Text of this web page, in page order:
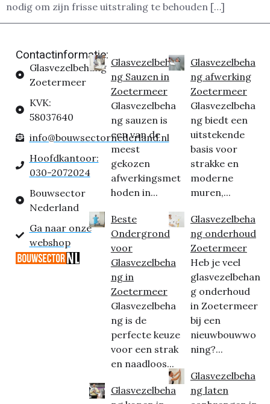
nodig om zijn frisse uitstraling te behouden […]
Contactinformatie:
Glasvezelbehang
Zoetermeer
KVK:
58037640
info@bouwsectornederland.nl
Hoofdkantoor:
030-2072024
Bouwsector
Nederland
Ga naar onze
webshop
Glasvezelbeha
ng Sauzen in
Zoetermeer
Glasvezelbeha
ng sauzen is
een van de
meest
gekozen
afwerkingsmet
hoden in...
Beste
Ondergrond
voor
Glasvezelbeha
ng in
Zoetermeer
Glasvezelbeha
ng is de
perfecte keuze
voor een strak
en naadloos...
Glasvezelbeha
Glasvezelbeha
ng afwerking
Zoetermeer
Glasvezelbeha
ng biedt een
uitstekende
basis voor
strakke en
moderne
muren,...
Glasvezelbeha
ng onderhoud
Zoetermeer
Heb je veel
glasvezelbehan
g onderhoud
in Zoetermeer
bij een
nieuwbouwwo
ning?...
Glasvezelbeha
ng laten